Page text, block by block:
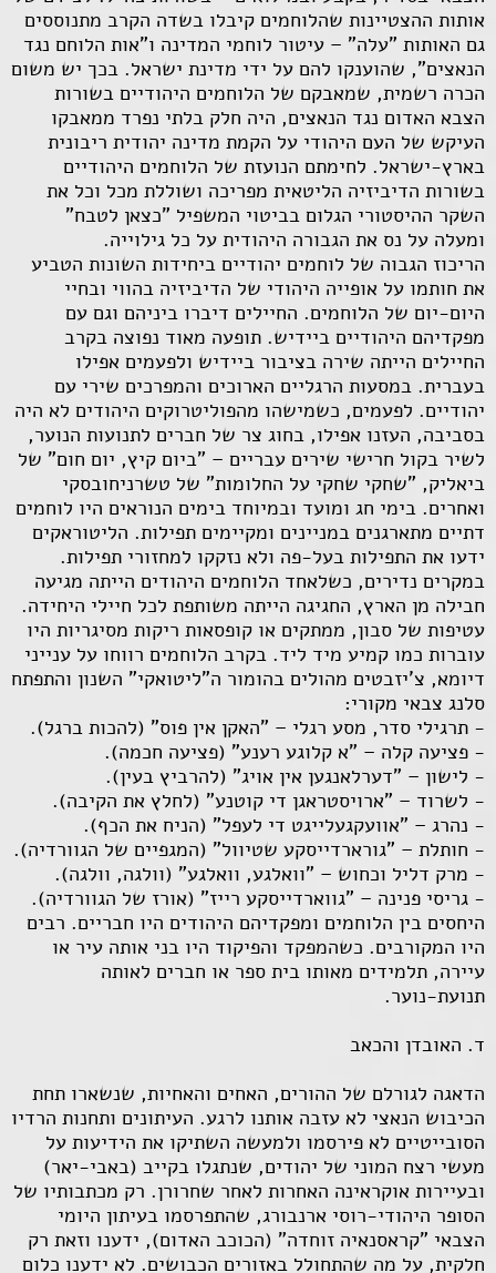
אותות ההצטיינות שהלוחמים קיבלו בשדה הקרב מתנוססים
גם האותות "עלה" – עיטור לוחמי המדינה ו"אות הלוחם נגד
הנאצים", שהוענקו להם על ידי מדינת ישראל. בכך יש משום
הכרה רשמית, שמאבקם של הלוחמים היהודיים בשורות
הצבא האדום נגד הנאצים, היה חלק בלתי נפרד ממאבקו
העיקש של העם היהודי על הקמת מדינה יהודית ריבונית
בארץ-ישראל. לחימתם הנועזת של הלוחמים היהודיים
בשורות הדיביזיה הליטאית מפריכה ושוללת מכל וכל את
השקר ההיסטורי הגלום בביטוי המשפיל "כצאן לטבח"
ומעלה על נס את הגבורה היהודית על כל גילוייה.
הריכוז הגבוה של לוחמים יהודיים ביחידות השונות הטביע
את חותמו על אופייה היהודי של הדיביזיה בהווי ובחיי
היום-יום של הלוחמים. החיילים דיברו ביניהם וגם עם
מפקדיהם היהודיים ביידיש. תופעה מאוד נפוצה בקרב
החיילים הייתה שירה בציבור ביידיש ולפעמים אפילו
בעברית. במסעות הרגליים הארוכים והמפרכים שירי עם
יהודיים. לפעמים, כשמישהו מהפוליטרוקים היהודים לא היה
בסביבה, העזנו אפילו, בחוג צר של חברים לתנועות הנוער,
לשיר בקול חרישי שירים עבריים – "ביום קיץ, יום חום" של
ביאליק, "שחקי שחקי על החלומות" של טשרניחובסקי
ואחרים. בימי חג ומועד ובמיוחד בימים הנוראים היו לוחמים
דתיים מתארגנים במניינים ומקיימים תפילות. הליטוראקים
ידעו את התפילות בעל-פה ולא נזקקו למחזורי תפילות.
במקרים נדירים, כשלאחד הלוחמים היהודים הייתה מגיעה
חבילה מן הארץ, החגיגה הייתה משותפת לכל חיילי היחידה.
עטיפות של סבון, ממתקים או קופסאות ריקות מסיגריות היו
עוברות כמו קמיע מיד ליד. בקרב הלוחמים רווחו על ענייני
דיומא, צ'יזבטים מהולים בהומור ה"ליטואקי" השנון והתפתח
סלנג צבאי מקורי:
- תרגילי סדר, מסע רגלי – "האקן אין פוס" (להכות ברגל).
- פציעה קלה – "א קלוגע רענע" (פציעה חכמה).
- לישון – "דערלאנגען אין אויג" (להרביץ בעין).
- לשרוד – "ארויסטראגן די קוטנע" (לחלץ את הקיבה).
- נהרג – "אוועקגעלייגט די לעפל" (הניח את הכף).
- חותלת – "גורארדייסקע שטיוול" (המגפיים של הגוורדיה).
- מרק דליל וכחוש – "וואלגע, וואלגע" (וולגה, וולגה).
- גריסי פנינה – "גווארדייסקע רייז" (אורז של הגוורדיה).
היחסים בין הלוחמים ומפקדיהם היהודים היו חבריים. רבים
היו המקורבים. כשהמפקד והפיקוד היו בני אותה עיר או
עיירה, תלמידים מאותו בית ספר או חברים לאותה
תנועת-נוער.
ד. האובדן והכאב
הדאגה לגורלם של ההורים, האחים והאחיות, שנשארו תחת
הכיבוש הנאצי לא עזבה אותנו לרגע. העיתונים ותחנות הרדיו
הסובייטיים לא פירסמו ולמעשה השתיקו את הידיעות על
מעשי רצח המוני של יהודים, שנתגלו בקייב (באבי-יאר)
ובעיירות אוקראינה האחרות לאחר שחרורן. רק מכתבותיו של
הסופר היהודי-רוסי ארנבורג, שהתפרסמו בעיתון היומי
הצבאי "קראסנאיה זוחדה" (הכוכב האדום), ידענו וזאת רק
חלקית, על מה שהתחולל באזורים הכבושים. לא ידענו כלום